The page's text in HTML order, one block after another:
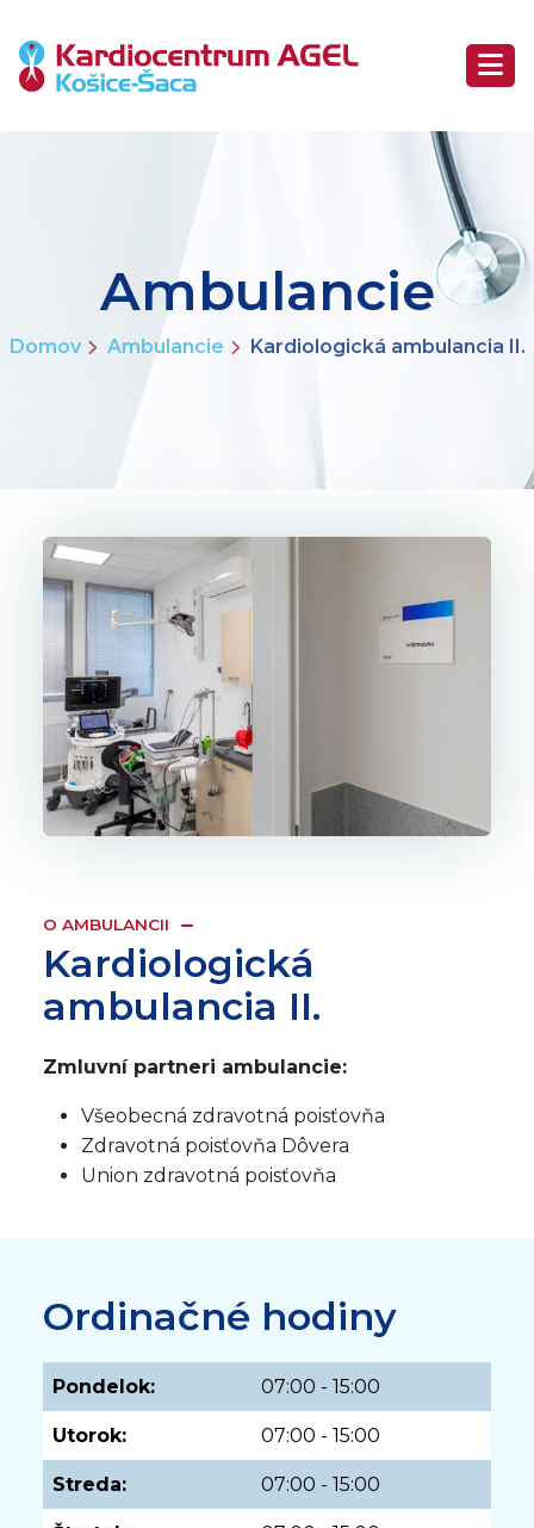
Ambulancie
Domov Ambulancie Kardiologická ambulancia II.
O AMBULANCII
Kardiologická
ambulancia II.
Zmluvní partneri ambulancie:
Všeobecná zdravotná poisťovňa
Zdravotná poisťovňa Dôvera
Union zdravotná poisťovňa
Ordinačné hodiny
Pondelok: 07:00 - 15:00
Utorok: 07:00 - 15:00
Streda: 07:00 - 15:00